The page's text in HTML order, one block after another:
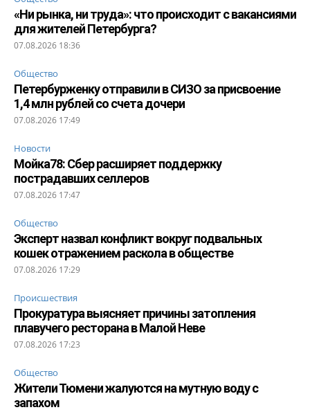
«Ни рынка, ни труда»: что происходит с вакансиями
для жителей Петербурга?
07.08.2026 18:36
Общество
Петербурженку отправили в СИЗО за присвоение
1,4 млн рублей со счета дочери
07.08.2026 17:49
Новости
Мойка78: Сбер расширяет поддержку
пострадавших селлеров
07.08.2026 17:47
Общество
Эксперт назвал конфликт вокруг подвальных
кошек отражением раскола в обществе
07.08.2026 17:29
Происшествия
Прокуратура выясняет причины затопления
плавучего ресторана в Малой Неве
07.08.2026 17:23
Общество
Жители Тюмени жалуются на мутную воду с
запахом